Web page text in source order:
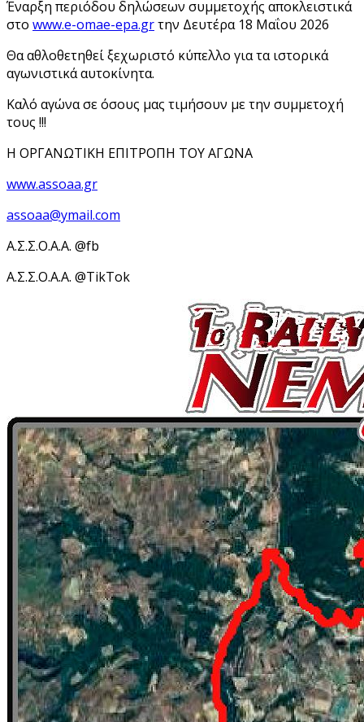
Έναρξη περιόδου δηλώσεων συμμετοχής αποκλειστικά
στο www.e-omae-epa.grτην Δευτέρα 18 Μαΐου 2026
Θα αθλοθετηθεί ξεχωριστό κύπελλο για τα ιστορικά
αγωνιστικά αυτοκίνητα.
Καλό αγώνα σε όσους μας τιμήσουν με την συμμετοχή
τους !!!
Η ΟΡΓΑΝΩΤΙΚΗ ΕΠΙΤΡΟΠΗ ΤΟΥ ΑΓΩΝΑ
www.assoaa.gr
assoaa@ymail.com
Α.Σ.Σ.Ο.Α.Α. @fb
Α.Σ.Σ.Ο.Α.Α. @TikTok